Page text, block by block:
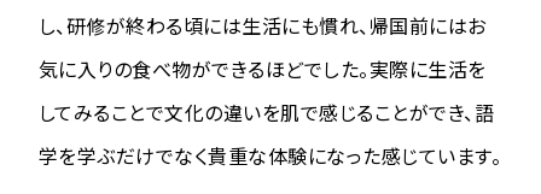
し、研修が終わる頃には生活にも慣れ、帰国前にはお
気に入りの食べ物ができるほどでした。実際に生活を
してみることで文化の違いを肌で感じることができ、語
学を学ぶだけでなく貴重な体験になった感じています。